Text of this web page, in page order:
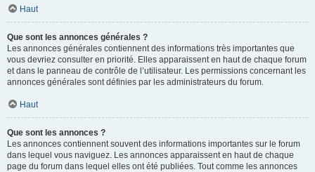
Haut
Que sont les annonces générales ?
Les annonces générales contiennent des informations très importantes que
vous devriez consulter en priorité. Elles apparaissent en haut de chaque forum
et dans le panneau de contrôle de l’utilisateur. Les permissions concernant les
annonces générales sont définies par les administrateurs du forum.
Haut
Que sont les annonces ?
Les annonces contiennent souvent des informations importantes sur le forum
dans lequel vous naviguez. Les annonces apparaissent en haut de chaque
page du forum dans lequel elles ont été publiées. Tout comme les annonces